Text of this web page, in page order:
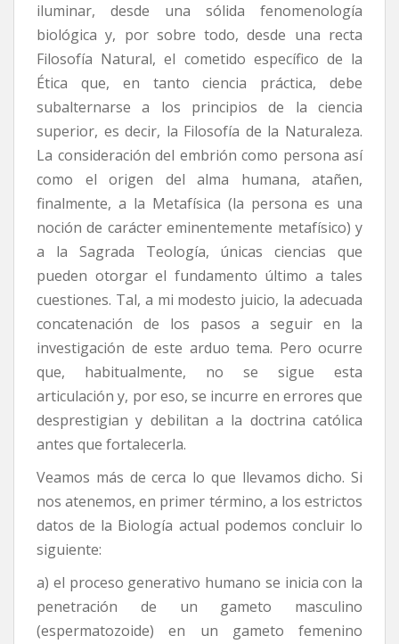
iluminar, desde una sólida fenomenología
biológica y, por sobre todo, desde una recta
Filosofía Natural, el cometido específico de la
Ética que, en tanto ciencia práctica, debe
subalternarse a los principios de la ciencia
superior, es decir, la Filosofía de la Naturaleza.
La consideración del embrión como persona así
como el origen del alma humana, atañen,
finalmente, a la Metafísica (la persona es una
noción de carácter eminentemente metafísico) y
a la Sagrada Teología, únicas ciencias que
pueden otorgar el fundamento último a tales
cuestiones. Tal, a mi modesto juicio, la adecuada
concatenación de los pasos a seguir en la
investigación de este arduo tema. Pero ocurre
que, habitualmente, no se sigue esta
articulación y, por eso, se incurre en errores que
desprestigian y debilitan a la doctrina católica
antes que fortalecerla.
Veamos más de cerca lo que llevamos dicho. Si
nos atenemos, en primer término, a los estrictos
datos de la Biología actual podemos concluir lo
siguiente:
a) el proceso generativo humano se inicia con la
penetración de un gameto masculino
(espermatozoide) en un gameto femenino